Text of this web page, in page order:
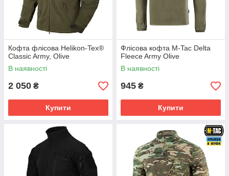
Кофта флісова Helikon-Tex®
Classic Army, Olive
В наявності
2 050 ₴
Купити
Флісова кофта M-Tac Delta
Fleece Army Olive
В наявності
945 ₴
Купити